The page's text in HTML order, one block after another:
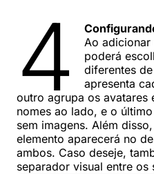
4
Ao
poderá
diferentes
apresenta
outro agrupa os avatares
nomes ao lado, e o
sem imagens. Além
elemento aparecerá no
ambos. Caso deseje,
separador visual entre os